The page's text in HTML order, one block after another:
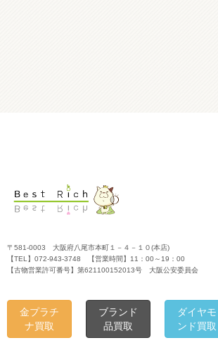
〒581-0003 大阪府八尾市本町１－４－１０(本店)
【TEL】072-943-3748 【営業時間】11：00～19：00
【古物営業許可番号】第621100152013号 大阪公安委員会
金プラチ
ナ買取
ブランド
品買取
ダイヤモ
ンド買取